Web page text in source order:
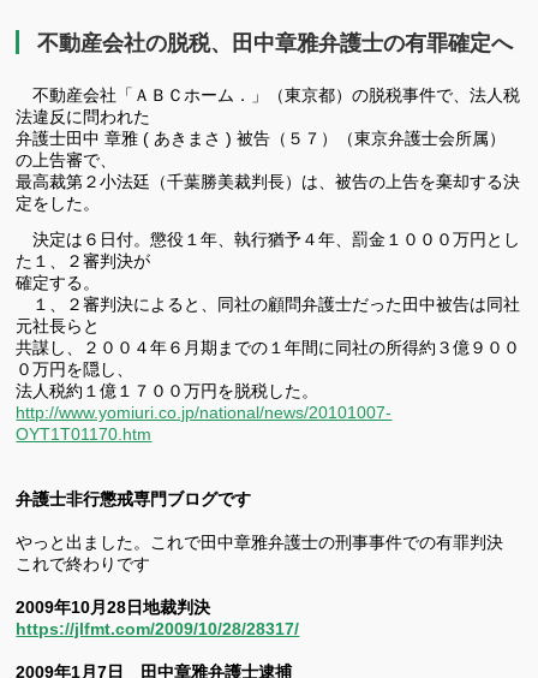
不動産会社の脱税、田中章雅弁護士の有罪確定へ
不動産会社「ＡＢＣホーム．」（東京都）の脱税事件で、法人税
法違反に問われた
弁護士田中 章雅 ( あきまさ ) 被告（５７）（東京弁護士会所属）
の上告審で、
最高裁第２小法廷（千葉勝美裁判長）は、被告の上告を棄却する決
定をした。
決定は６日付。懲役１年、執行猶予４年、罰金１０００万円とし
た１、２審判決が
確定する。
１、２審判決によると、同社の顧問弁護士だった田中被告は同社
元社長らと
共謀し、２００４年６月期までの１年間に同社の所得約３億９００
０万円を隠し、
法人税約１億１７００万円を脱税した。
http://www.yomiuri.co.jp/national/news/20101007-
OYT1T01170.htm
弁護士非行懲戒専門ブログです
やっと出ました。これで田中章雅弁護士の刑事事件での有罪判決
これで終わりです
2009年10月28日地裁判決
https://jlfmt.com/2009/10/28/28317/
2009年1月7日 田中章雅弁護士逮捕